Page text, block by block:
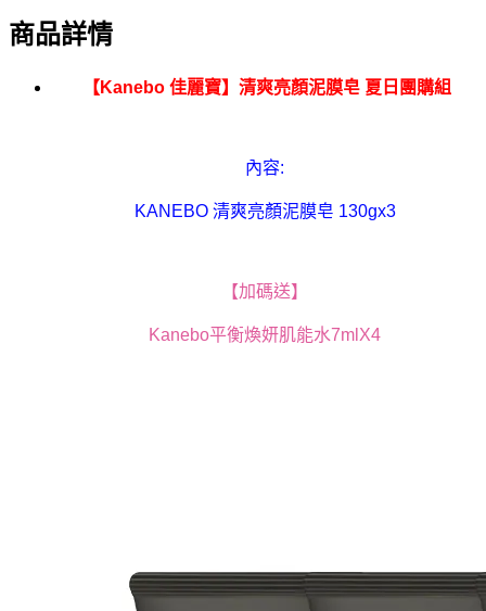
商品詳情
【Kanebo 佳麗寶】清爽亮顏泥膜皂 夏日團購組
內容:
KANEBO 清爽亮顏泥膜皂 130gx3
【加碼送】
Kanebo平衡煥妍肌能水7mlX4